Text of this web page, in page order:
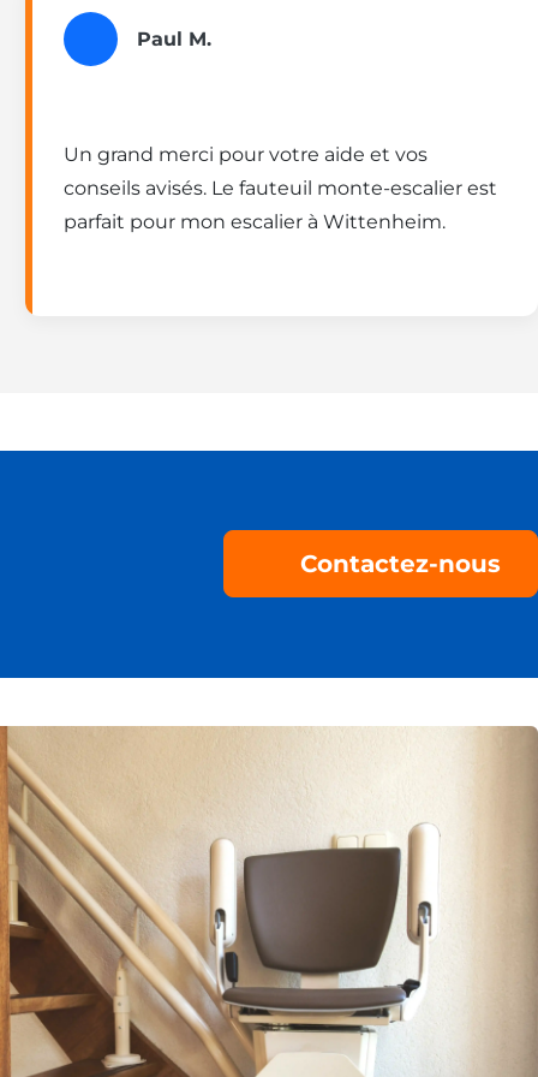
Paul M.
Un grand merci pour votre aide et vos
conseils avisés. Le fauteuil monte-escalier est
parfait pour mon escalier à Wittenheim.
Contactez-nous